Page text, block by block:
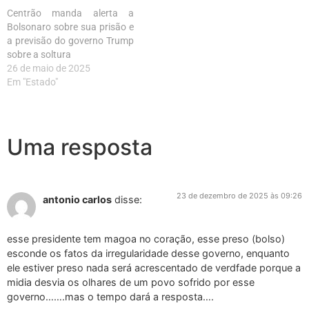
Centrão manda alerta a
Bolsonaro sobre sua prisão e
a previsão do governo Trump
sobre a soltura
26 de maio de 2025
Em "Estado"
Uma resposta
antonio carlos disse: 23 de dezembro de 2025 às 09:26
esse presidente tem magoa no coração, esse preso (bolso)
esconde os fatos da irregularidade desse governo, enquanto
ele estiver preso nada será acrescentado de verdfade porque a
midia desvia os olhares de um povo sofrido por esse
governo…….mas o tempo dará a resposta….